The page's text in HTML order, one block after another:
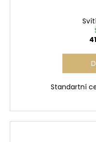
Standartní